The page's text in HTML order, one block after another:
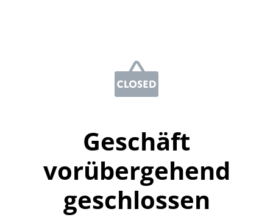
Geschäft
vorübergehend
geschlossen